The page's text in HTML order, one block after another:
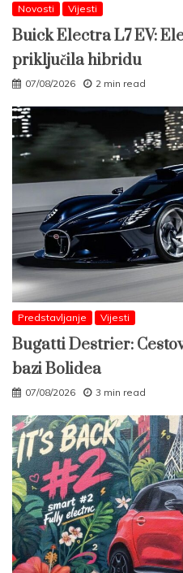
Novosti Vijesti
Buick Electra L7 EV:
priključila hibridu
07/08/2026 2 min read
Predstavljanje Vijesti
Bugatti Destrier:
bazi Bolidea
07/08/2026 3 min read